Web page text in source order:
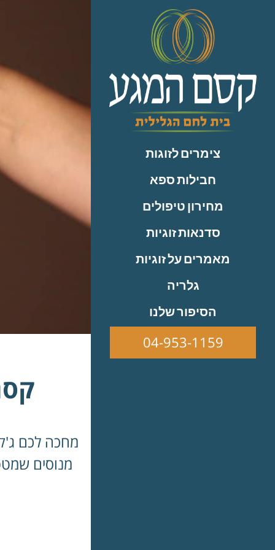
צימרים לזוגות
חבילות ספא
מחירון טיפולים
סדנאות זוגיות
מאמרים על זוגיות
גלריה
הסיפור שלנו
04-953-1159
מחכה לכם
מנוסים